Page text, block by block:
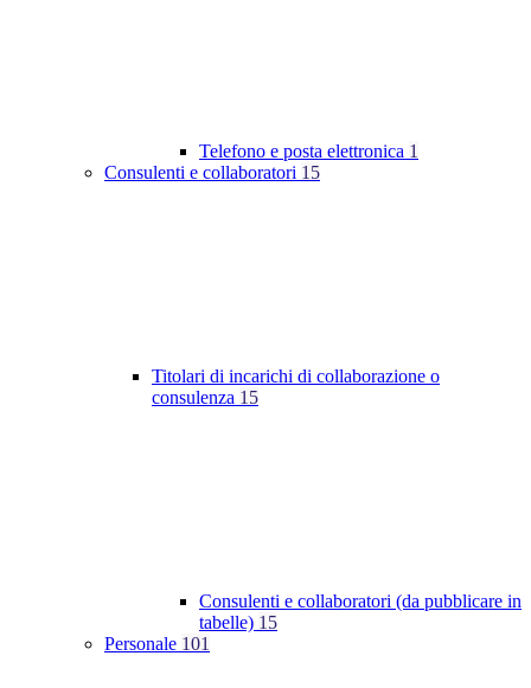
Telefono e posta elettronica 1
Consulenti e collaboratori 15
Titolari di incarichi di collaborazione o
consulenza 15
Consulenti e collaboratori (da pubblicare in
tabelle) 15
Personale 101